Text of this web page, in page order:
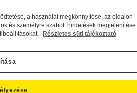
be a keresőszót a mezőbe.
a használat megkönnyítése, az oldalon
és személyre szabott hirdetések megjelenítése
Részletes süti tájékoztató